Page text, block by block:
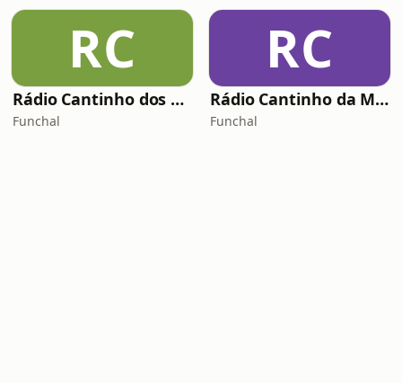
RC
Rádio Cantinho dos Emigrantes
Funchal
RC
Rádio Cantinho da Madeira
Funchal